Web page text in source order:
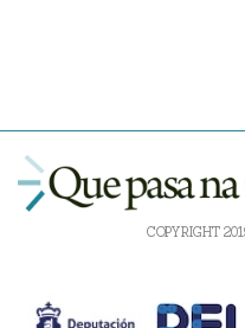
COPYRIGHT